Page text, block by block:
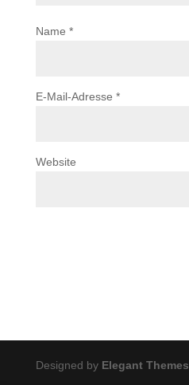
Name *
E-Mail-Adresse *
Website
Designed by Elegant Themes